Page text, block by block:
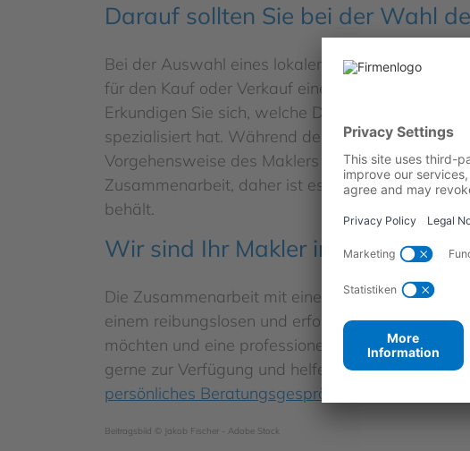
Darauf sollten Sie bei der Wahl
Bei der Auswahl eines lokalen
für den Kauf oder Verkauf einer Immobilie zu
Erkundigen Sie sich, welche Dienstleistungen
spezialisiert hat. Während des ersten
Vorgehensweise des Maklers besser zu
Zusammenarbeit, daher ist es wichtig, dass der
behält.
Wir sind Ihr Makler in Leipzig!
Die Zusammenarbeit mit einem lokalen
einem reibungslosen und erfolgreichen Prozess
möchten und eine professionelle Beratung
gerne zur Verfügung und helfen Ihnen, Ihre
persönliches Beratungsgespräch
Beitragsbild © Jakob Fischer - Adobe Stock